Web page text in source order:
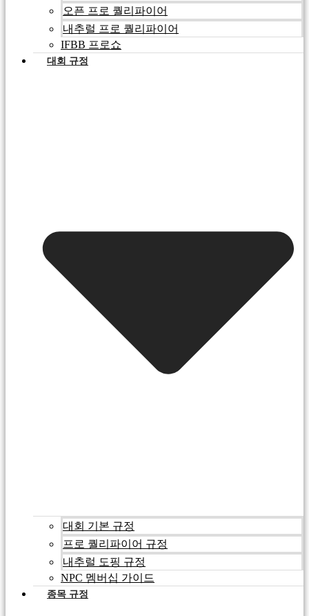
오픈 프로 퀄리파이어
내추럴 프로 퀄리파이어
IFBB 프로쇼
대회 규정
대회 기본 규정
프로 퀄리파이어 규정
내추럴 도핑 규정
NPC 멤버십 가이드
종목 규정